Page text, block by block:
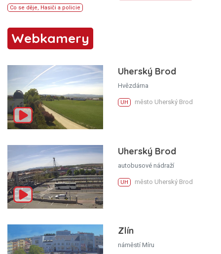
Co se děje, Hasiči a policie
Webkamery
Uherský Brod
Hvězdárna
UH město Uherský Brod
Uherský Brod
autobusové nádraží
UH město Uherský Brod
Zlín
náměstí Míru